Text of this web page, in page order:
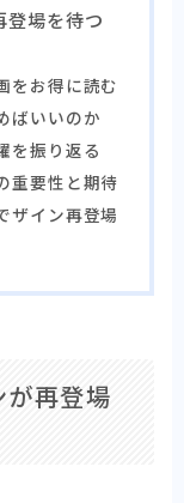
登場を待つ
をお得に読む
ばいいのか
を振り返る
重要性と期待
ザイン再登場
再登場